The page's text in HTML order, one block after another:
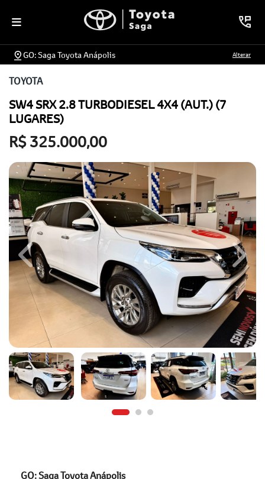
GO: Saga Toyota Anápolis Alterar
TOYOTA
SW4 SRX 2.8 TURBODIESEL 4X4 (AUT.) (7
LUGARES)
R$ 325.000,00
Previous Next
GO: Saga Toyota Anápolis